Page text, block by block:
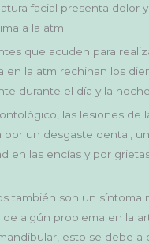
facial presenta dolor
a la atm.
que acuden para
en la atm rechinan los
durante el día y la noche.
las lesiones de
por un desgaste dental,
en las encías y por
también son un síntoma
de algún problema en la
esto se debe a